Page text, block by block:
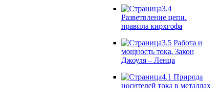
3.4
Разветвление цепи.
правила кирхгофа
3.5 Работа и
мощность тока. Закон
Джоуля – Ленца
4.1 Природа
носителей тока в металлах